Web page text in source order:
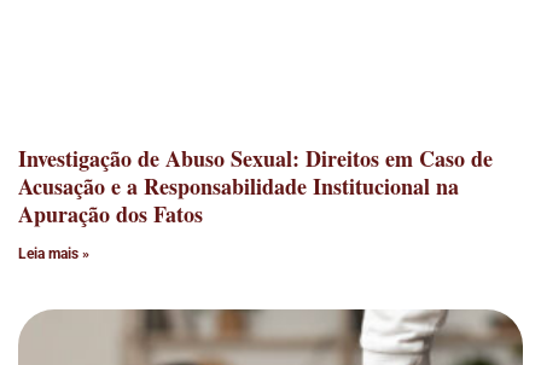
Investigação de Abuso Sexual: Direitos em Caso de
Acusação e a Responsabilidade Institucional na
Apuração dos Fatos
Leia mais »